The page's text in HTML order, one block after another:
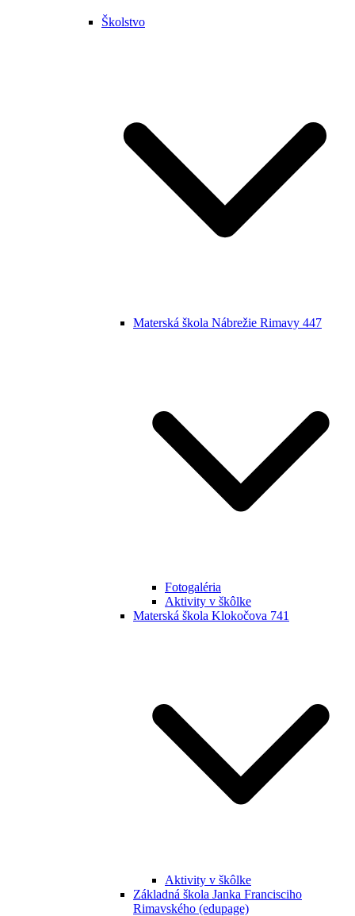
Školstvo
Materská škola Nábrežie Rimavy 447
Fotogaléria
Aktivity v škôlke
Materská škola Klokočova 741
Aktivity v škôlke
Základná škola Janka Francisciho
Rimavského (edupage)